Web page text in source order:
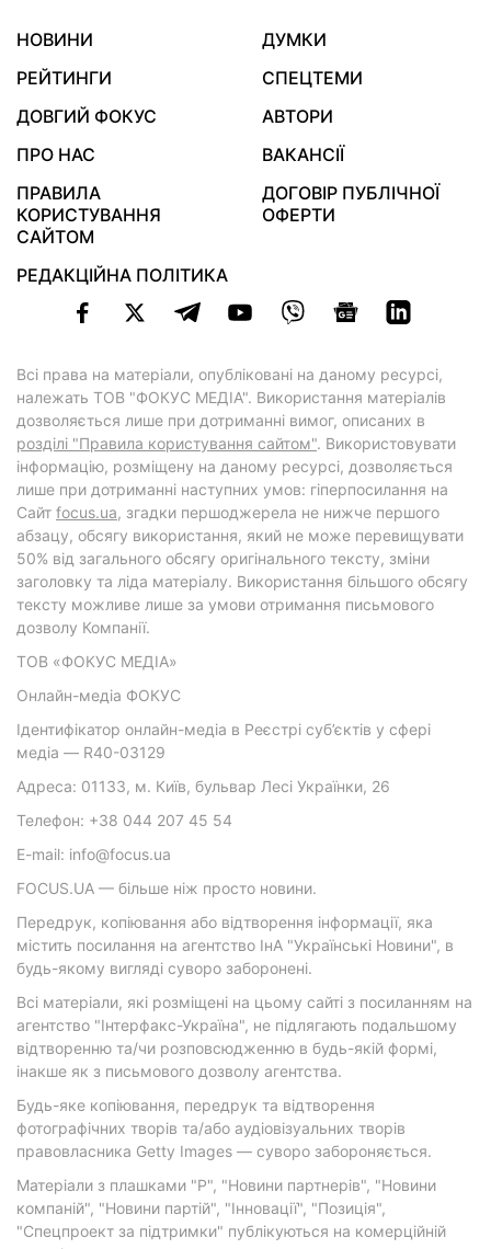
НОВИНИ
ДУМКИ
РЕЙТИНГИ
СПЕЦТЕМИ
ДОВГИЙ ФОКУС
АВТОРИ
ПРО НАС
ВАКАНСІЇ
ПРАВИЛА
КОРИСТУВАННЯ
САЙТОМ
ДОГОВІР ПУБЛІЧНОЇ
ОФЕРТИ
РЕДАКЦІЙНА ПОЛІТИКА
Всі права на матеріали, опубліковані на даному ресурсі,
належать ТОВ "ФОКУС МЕДІА". Використання матеріалів
дозволяється лише при дотриманні вимог, описаних в
розділі "Правила користування сайтом". Використовувати
інформацію, розміщену на даному ресурсі, дозволяється
лише при дотриманні наступних умов: гіперпосилання на
Cайт focus.ua, згадки першоджерела не нижче першого
абзацу, обсягу використання, який не може перевищувати
50% від загального обсягу оригінального тексту, зміни
заголовку та ліда матеріалу. Використання більшого обсягу
тексту можливе лише за умови отримання письмового
дозволу Компанії.
ТОВ «ФОКУС МЕДІА»
Онлайн-медіа ФОКУС
Ідентифікатор онлайн-медіа в Реєстрі суб’єктів у сфері
медіа — R40-03129
Адреса: 01133, м. Київ, бульвар Лесі Українки, 26
Телефон: +38 044 207 45 54
E-mail: info@focus.ua
FOCUS.UA — більше ніж просто новини.
Передрук, копіювання або відтворення інформації, яка
містить посилання на агентство ІнА "Українські Новини", в
будь-якому вигляді суворо заборонені.
Всі матеріали, які розміщені на цьому сайті з посиланням на
агентство "Інтерфакс-Україна", не підлягають подальшому
відтворенню та/чи розповсюдженню в будь-якій формі,
інакше як з письмового дозволу агентства.
Будь-яке копіювання, передрук та відтворення
фотографічних творів та/або аудіовізуальних творів
правовласника Getty Images — суворо забороняється.
Матеріали з плашками "Р", "Новини партнерів", "Новини
компаній", "Новини партій", "Інновації", "Позиція",
"Спецпроект за підтримки" публікуються на комерційній